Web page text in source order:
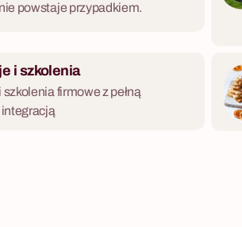
powstaje przypadkiem.
i szkolenia
firmowe z pełną